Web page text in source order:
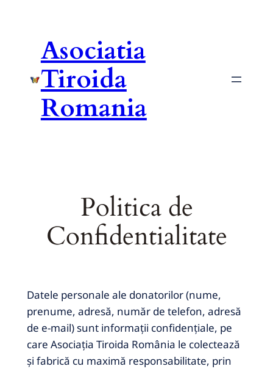
Asociatia
Tiroida
Romania
Politica de
Confidentialitate
Datele personale ale donatorilor (nume,
prenume, adresă, număr de telefon, adresă
de e-mail) sunt informații confidențiale, pe
care Asociația Tiroida România le colectează
și fabrică cu maximă responsabilitate, prin